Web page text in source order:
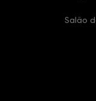
Salão